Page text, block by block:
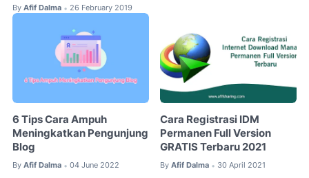
By Afif Dalma • 26 February 2019
6 Tips Cara Ampuh
Meningkatkan Pengunjung
Blog
By Afif Dalma • 04 June 2022
Cara Registrasi IDM
Permanen Full Version
GRATIS Terbaru 2021
By Afif Dalma • 30 April 2021